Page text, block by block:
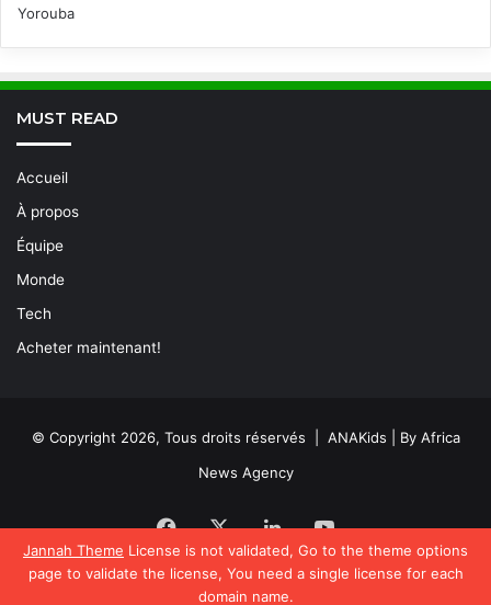
Jannah Theme License is not validated, Go to the theme options
page to validate the license, You need a single license for each
domain name.
Yorouba
MUST READ
Accueil
À propos
Équipe
Monde
Tech
Acheter maintenant!
© Copyright 2026, Tous droits réservés | ANAKids | By Africa
News Agency
Facebook
X LinkedinYouTube